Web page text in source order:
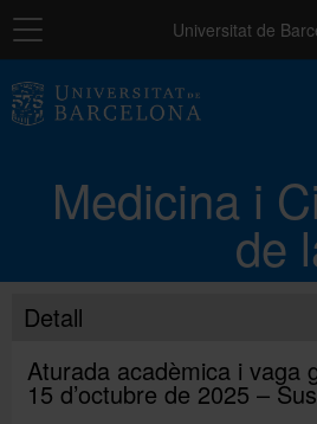
Navegació Universitat de
Medicina i
de
Els campus
Docència
Detall
Aturada acadèmica i vaga
15 d’octubre de 2025 –